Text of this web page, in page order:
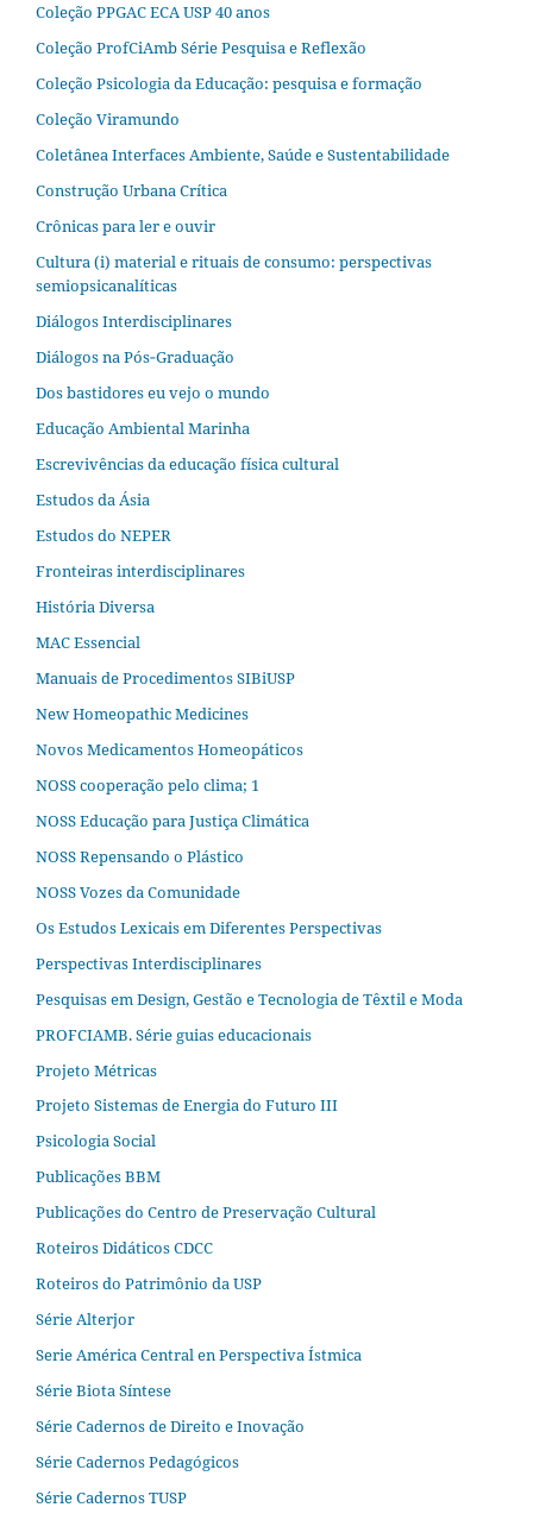
Coleção PPGAC ECA USP 40 anos
Coleção ProfCiAmb Série Pesquisa e Reflexão
Coleção Psicologia da Educação: pesquisa e formação
Coleção Viramundo
Coletânea Interfaces Ambiente, Saúde e Sustentabilidade
Construção Urbana Crítica
Crônicas para ler e ouvir
Cultura (i) material e rituais de consumo: perspectivas
semiopsicanalíticas
Diálogos Interdisciplinares
Diálogos na Pós‐Graduação
Dos bastidores eu vejo o mundo
Educação Ambiental Marinha
Escrevivências da educação física cultural
Estudos da Ásia​
Estudos do NEPER
Fronteiras interdisciplinares
História Diversa
MAC Essencial
Manuais de Procedimentos SIBiUSP
New Homeopathic Medicines
Novos Medicamentos Homeopáticos
NOSS cooperação pelo clima; 1
NOSS Educação para Justiça Climática
NOSS Repensando o Plástico
NOSS Vozes da Comunidade
Os Estudos Lexicais em Diferentes Perspectivas
Perspectivas Interdisciplinares
Pesquisas em Design, Gestão e Tecnologia de Têxtil e Moda
PROFCIAMB. Série guias educacionais
Projeto Métricas
Projeto Sistemas de Energia do Futuro III
Psicologia Social
Publicações BBM
Publicações do Centro de Preservação Cultural
Roteiros Didáticos CDCC
Roteiros do Patrimônio da USP
Série Alterjor
Serie América Central en Perspectiva Ístmica
Série Biota Síntese
Série Cadernos de Direito e Inovação
Série Cadernos Pedagógicos
Série Cadernos TUSP